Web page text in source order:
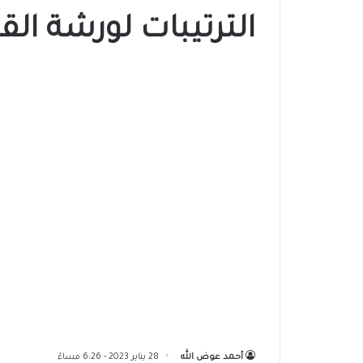
الترتيبات لورشة
أحمد عوض الله 28 يناير 2023 - 6:26 مساءً